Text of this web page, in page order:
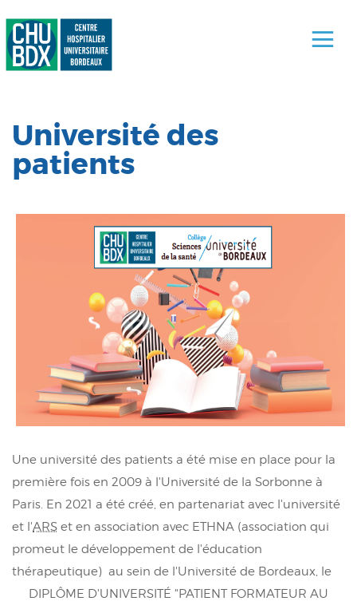
Université des
patients
Une université des patients a été mise en place pour la
première fois en 2009 à l'Université de la Sorbonne à
Paris. En 2021 a été créé, en partenariat avec l'université
et l'ARS et en association avec ETHNA (association qui
promeut le développement de l'éducation
thérapeutique) au sein de l'Université de Bordeaux, le
DIPLÔME D'UNIVERSITÉ "PATIENT FORMATEUR AU